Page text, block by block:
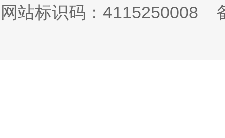
网站标识码：4115250008